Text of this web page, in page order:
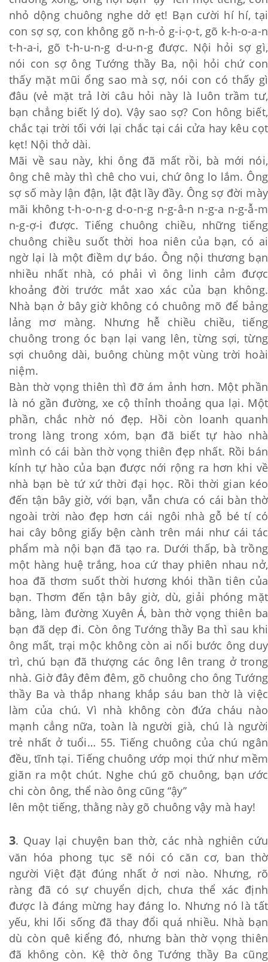
nhỏ dộng chuông nghe dở ẹt! Bạn cười hí hí, tại
con sợ sợ, con không gõ n-h-ỏ g-i-ọ-t, gõ k-h-o-a-n
t-h-a-i, gõ t-h-u-n-g d-u-n-g được. Nội hỏi sợ gì,
nói con sợ ông Tướng thầy Ba, nội hỏi chứ con
thấy mặt mũi ổng sao mà sợ, nói con có thấy gì
đâu (vẻ mặt trả lời câu hỏi này là luôn trầm tư,
bạn chẳng biết lý do). Vậy sao sợ? Con hông biết,
chắc tại trời tối với lại chắc tại cái cửa hay kêu cọt
kẹt! Nội thở dài.
Mãi về sau này, khi ông đã mất rồi, bà mới nói,
ông chê mày thì chê cho vui, chứ ông lo lắm. Ông
sợ số mày lận đận, lật đật lầy đầy. Ông sợ đời mày
mãi không t-h-o-n-g d-o-n-g n-g-â-n n-g-a n-g-ẫ-m
n-g-ợ-i được. Tiếng chuông chiều, những tiếng
chuông chiều suốt thời hoa niên của bạn, có ai
ngờ lại là một điềm dự báo. Ông nội thương bạn
nhiều nhất nhà, có phải vì ông linh cảm được
khoảng đời trước mắt xao xác của bạn không.
Nhà bạn ở bây giờ không có chuông mõ để bảng
lảng mơ màng. Nhưng hễ chiều chiều, tiếng
chuông trong óc bạn lại vang lên, từng sợi, từng
sợi chuông dài, buông chùng một vùng trời hoài
niệm.
Bàn thờ vọng thiên thì đỡ ám ảnh hơn. Một phần
là nó gần đường, xe cộ thỉnh thoảng qua lại. Một
phần, chắc nhờ nó đẹp. Hồi còn loanh quanh
trong làng trong xóm, bạn đã biết tự hào nhà
mình có cái bàn thờ vọng thiên đẹp nhất. Rồi bán
kính tự hào của bạn được nới rộng ra hơn khi về
nhà bạn bè tứ xứ thời đại học. Rồi thời gian kéo
đến tận bây giờ, với bạn, vẫn chưa có cái bàn thờ
ngoài trời nào đẹp hơn cái ngôi nhà gỗ bé tí có
hai cây bông giấy bện cành trên mái như cái tác
phẩm mà nội bạn đã tạo ra. Dưới thấp, bà trồng
một hàng huệ trắng, hoa cứ thay phiên nhau nở,
hoa đã thơm suốt thời hương khói thần tiên của
bạn. Thơm đến tận bây giờ, dù, giải phóng mặt
bằng, làm đường Xuyên Á, bàn thờ vọng thiên ba
bạn đã dẹp đi. Còn ông Tướng thầy Ba thì sau khi
ông mất, trại mộc không còn ai nối bước ông duy
trì, chú bạn đã thượng các ông lên trang ở trong
nhà. Giờ đây đêm đêm, gõ chuông cho ông Tướng
thầy Ba và thắp nhang khắp sáu ban thờ là việc
làm của chú. Vì nhà không còn đứa cháu nào
mạnh cẳng nữa, toàn là người già, chú là người
trẻ nhất ở tuổi… 55. Tiếng chuông của chú ngân
đều, tĩnh tại. Tiếng chuông ướp mọi thứ như mềm
giãn ra một chút. Nghe chú gõ chuông, bạn ước
chi còn ông, thể nào ông cũng “ậy”
lên một tiếng, thằng này gõ chuông vậy mà hay!
3. Quay lại chuyện ban thờ, các nhà nghiên cứu
văn hóa phong tục sẽ nói có căn cơ, ban thờ
người Việt đặt đúng nhất ở nơi nào. Nhưng, rõ
ràng đã có sự chuyển dịch, chưa thể xác định
được là đáng mừng hay đáng lo. Nhưng nó là tất
yếu, khi lối sống đã thay đổi quá nhiều. Nhà bạn
dù còn quê kiểng đó, nhưng bàn thờ vọng thiên
đã không còn. Kệ thờ ông Tướng thầy Ba cũng